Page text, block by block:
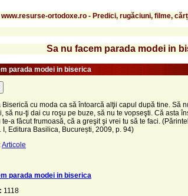
www.resurse-ortodoxe.ro - Predici, rugăciuni, filme,
Sa nu facem parada modei in
parada modei in biserica
Biserică cu moda ca să întoarcă alţii capul după tine. Să
să nu-ţi dai cu roşu pe buze, să nu te vopseşti. Că asta
te-a făcut frumoasă, că a greşit şi vrei tu să te faci.
I, Editura Basilica, București, 2009, p. 94)
Articole
parada modei in biserica
1118